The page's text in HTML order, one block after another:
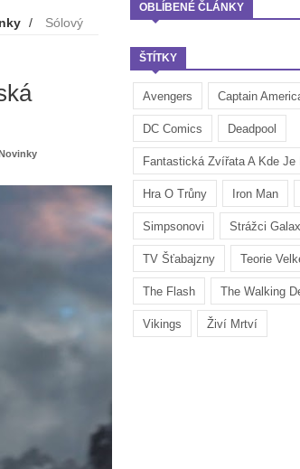
OBLÍBENÉ ČLÁNKY
ŠTÍTKY
Avengers Captain
DC Comics Deadpool
Fantastická Zvířata A Kde Je
Hra O Trůny Iron Man
Simpsonovi Strážci
TV Šťabajzny Teorie
The Flash The Walking
Vikings Živí Mrtví
/
Sólový